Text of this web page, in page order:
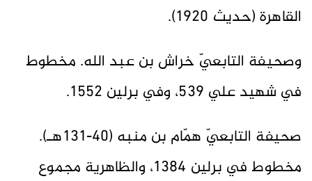
القاهرة (حديث 1920).
وصحيفة التابعيّ خراش بن عبد الله. مخطوط
في شهيد علي 539، وفي برلين 1552.
صحيفة التابعيّ همّام بن منبه (40-131هـ).
مخطوط في برلين 1384، والظاهرية مجموع